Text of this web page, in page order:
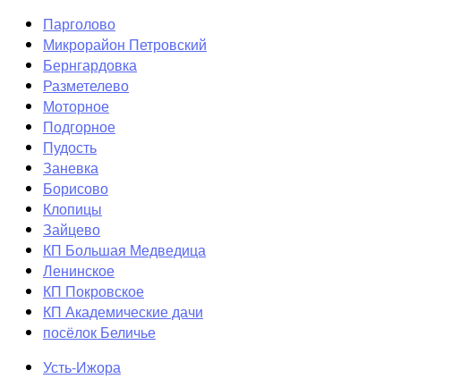
Парголово
Микрорайон Петровский
Бернгардовка
Разметелево
Моторное
Подгорное
Пудость
Заневка
Борисово
Клопицы
Зайцево
КП Большая Медведица
Ленинское
КП Покровское
КП Академические дачи
посёлок Беличье
Усть-Ижора